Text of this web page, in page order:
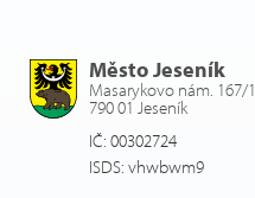
Město Jeseník
Masarykovo nám. 167/1
790 01 Jeseník
IČ: 00302724
ISDS: vhwbwm9